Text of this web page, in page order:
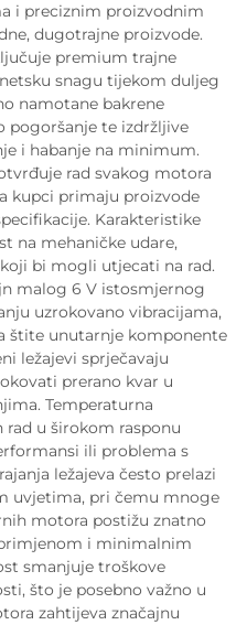
i preciznim proizvodnim
dugotrajne proizvode.
premium trajne
snagu tijekom duljeg
namotane bakrene
pogoršanje te izdržljive
i habanje na minimum.
rad svakog motora
kupci primaju proizvode
Karakteristike
na mehaničke udare,
bi mogli utjecati na rad.
malog 6 V istosmjernog
uzrokovano vibracijama,
štite unutarnje komponente
ležajevi sprječavaju
prerano kvar u
Temperaturna
u širokom rasponu
ili problema s
ležajeva često prelazi
uvjetima, pri čemu mnoge
motora postižu znatno
i minimalnim
smanjuje troškove
što je posebno važno u
zahtijeva značajnu